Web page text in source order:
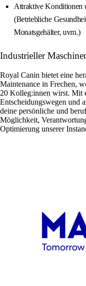
Attraktive Konditionen
(Betriebliche
Monatsgehälter, uvm.)
Industrieller
Royal Canin bietet eine
Maintenance in Frechen,
20 Kolleg:innen wirst. Mit
Entscheidungswegen und
deine persönliche und
Möglichkeit,
Optimierung unserer